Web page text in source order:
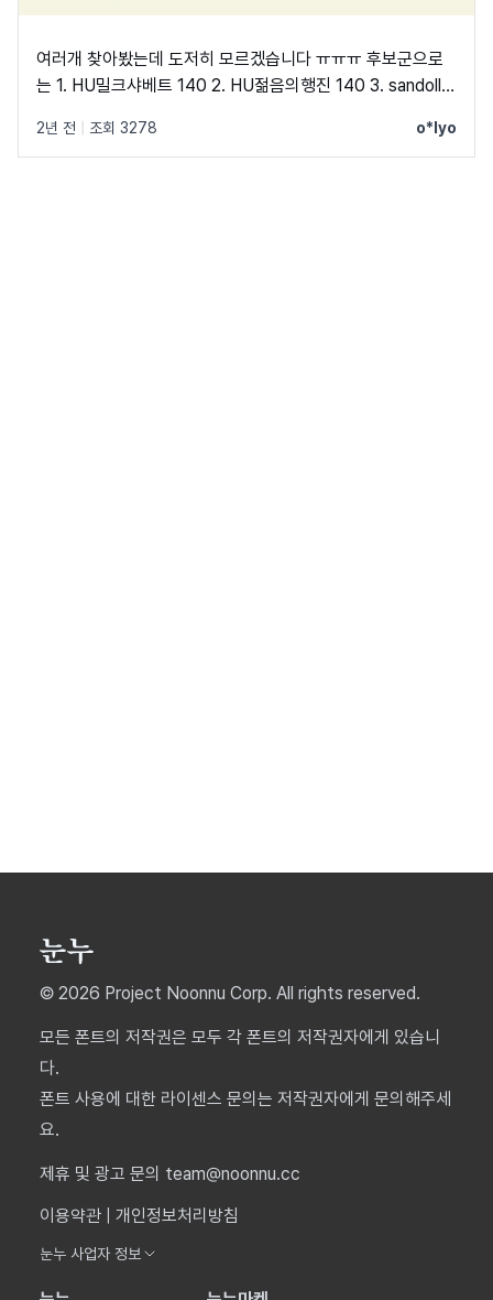
여러개 찾아봤는데 도저히 모르겠습니다 ㅠㅠㅠ 후보군으로
는 1. HU밀크샤베트 140 2. HU젊음의행진 140 3. sandoll
요..
2년 전 조회 3278 o*lyo
© 2026 Project Noonnu Corp. All rights reserved.
모든 폰트의 저작권은 모두 각 폰트의 저작권자에게 있습니
다.
폰트 사용에 대한 라이센스 문의는 저작권자에게 문의해주세
요.
제휴 및 광고 문의 team@noonnu.cc
이용약관
개인정보처리방침
눈누 사업자 정보